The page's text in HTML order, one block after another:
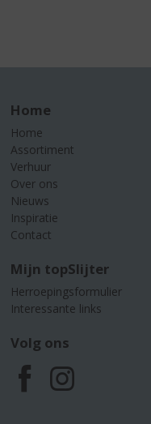
Home
Home
Assortiment
Verhuur
Over ons
Nieuws
Inspiratie
Contact
Mijn topSlijter
Herroepingsformulier
Interessante links
Volg ons
F
I